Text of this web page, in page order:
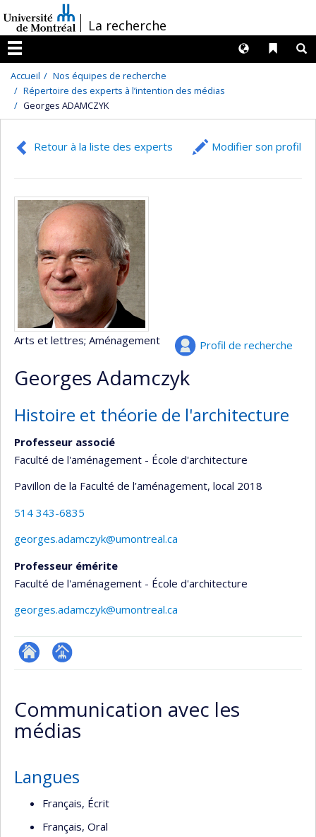
au
contenu
/La recherche
Menu
Liens
Langues
Accueil
Nos équipes de recherche
Répertoire des experts à l’intention des médias
Georges ADAMCZYK
Retour à la liste des experts Modifier son profil
Profil de recherche
Arts et lettres; Aménagement
Georges Adamczyk
Histoire et théorie de l'architecture
Professeur associé
Faculté de l'aménagement - École d'architecture
Pavillon de la Faculté de l’aménagement, local 2018
514 343-6835
georges.adamczyk@umontreal.ca
Professeur émérite
Faculté de l'aménagement - École d'architecture
georges.adamczyk@umontreal.ca
ResearchGate
Page
(faculté,département,école)
Communication avec les
médias
Langues
Français, Écrit
Français, Oral